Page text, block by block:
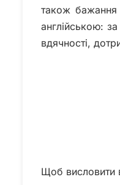
також бажання
англійською:
вдячності,
Щоб висловити